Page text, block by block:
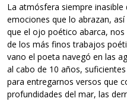
La atmósfera siempre
emociones que lo abrazan,
que el ojo poético abarca,
de los más finos trabajos
vano el poeta navegó en las
al cabo de 10 años,
para entregarnos versos que
profundidades del mar, las